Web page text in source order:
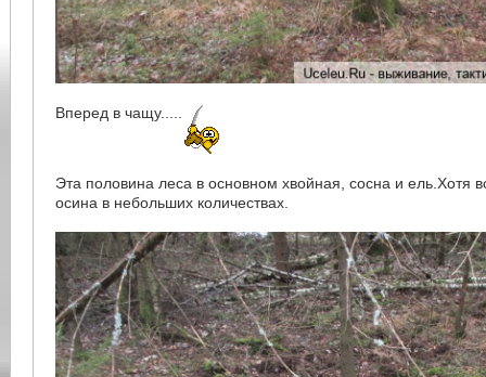
Вперед в чащу.....
Эта половина леса в основном хвойная, сосна и ель.Хотя
осина в небольших количествах.